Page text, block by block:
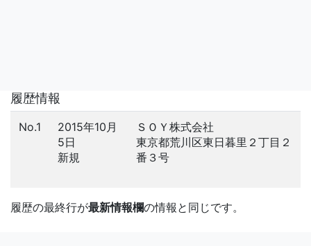
履歴情報
No.1
2015年10月
5日
新規
ＳＯＹ株式会社
東京都荒川区東日暮里２丁目２
番３号
履歴の最終行が最新情報欄の情報と同じです。